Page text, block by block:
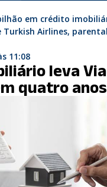
em crédito
Airlines,
11:08
leva
quatro anos